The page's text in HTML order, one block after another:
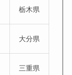
栃木県
大分県
三重県